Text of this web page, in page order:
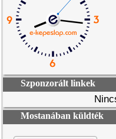
Szponzorált linkek
Mostanában küldték